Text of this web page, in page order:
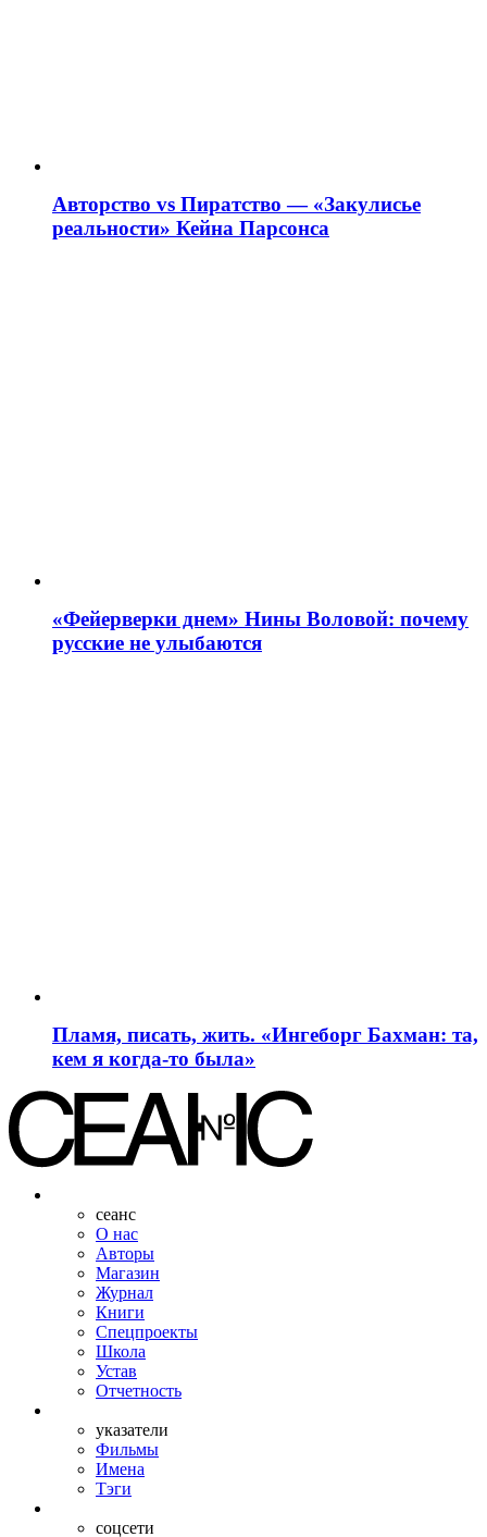
Авторство vs Пиратство — «Закулисье
реальности» Кейна Парсонса
«Фейерверки днем» Нины Воловой: почему
русские не улыбаются
Пламя, писать, жить. «Ингеборг Бахман: та,
кем я когда-то была»
сеанс
О нас
Авторы
Магазин
Журнал
Книги
Спецпроекты
Школа
Устав
Отчетность
указатели
Фильмы
Имена
Тэги
соцсети